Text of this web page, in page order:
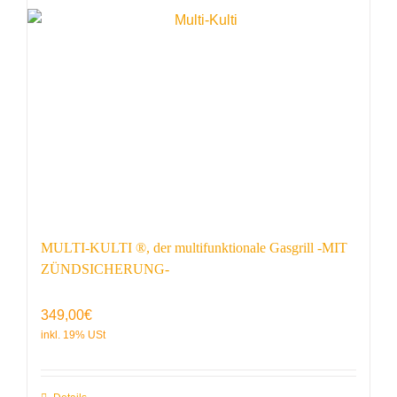
MULTI-KULTI ®, der multifunktionale Gasgrill -MIT
ZÜNDSICHERUNG-
349,00€